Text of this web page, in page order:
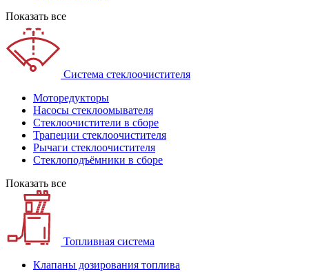
Показать все
Система стеклоочистителя
Моторедукторы
Насосы стеклоомывателя
Стеклоочистители в сборе
Трапеции стеклоочистителя
Рычаги стеклоочистителя
Стеклоподъёмники в сборе
Показать все
Топливная система
Клапаны дозирования топлива